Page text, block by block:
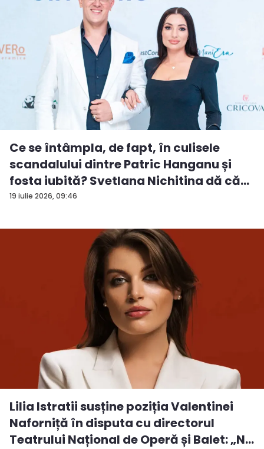
19 iulie 2026, 09:46
Ce se întâmpla, de fapt, în culisele
scandalului dintre Patric Hanganu și
fosta iubită? Svetlana Nichitina dă că...
Lilia Istratii susține poziția Valentinei
Naforniță în disputa cu directorul
Teatrului Național de Operă și Balet: „N...